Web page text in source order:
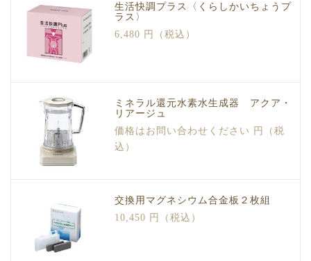
生活快調プラス〈くらしかいちょうプ
ラス〉
6,480 円（税込）
ミネラル還元水素水生成器 アクア・
リアージュ
価格はお問い合わせください 円（税
込）
交換用マグネシウム合金板２枚組
10,450 円（税込）